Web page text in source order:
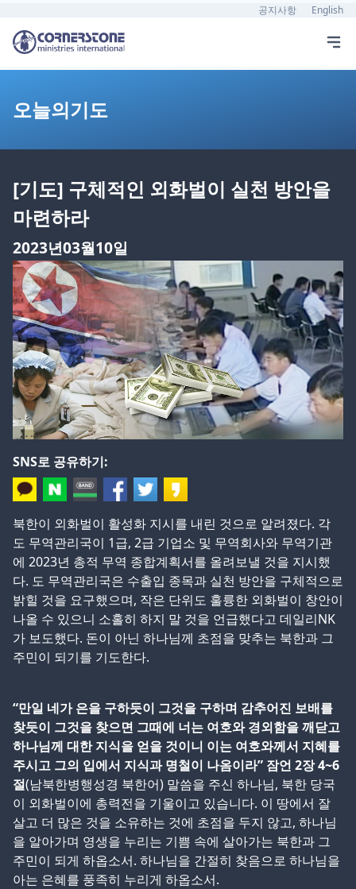
공지사항 English
오늘의기도
[기도] 구체적인 외화벌이 실천 방안을
마련하라
2023년03월10일
SNS로 공유하기:
북한이 외화벌이 활성화 지시를 내린 것으로 알려졌다. 각
도 무역관리국이 1급, 2급 기업소 및 무역회사와 무역기관
에 2023년 총적 무역 종합계획서를 올려보낼 것을 지시했
다. 도 무역관리국은 수출입 종목과 실천 방안을 구체적으로
밝힐 것을 요구했으며, 작은 단위도 훌륭한 외화벌이 창안이
나올 수 있으니 소홀히 하지 말 것을 언급했다고 데일리NK
가 보도했다. 돈이 아닌 하나님께 초점을 맞추는 북한과 그
주민이 되기를 기도한다.
“만일 네가 은을 구하듯이 그것을 구하며 감추어진 보배를
찾듯이 그것을 찾으면 그때에 너는 여호와 경외함을 깨닫고
하나님께 대한 지식을 얻을 것이니 이는 여호와께서 지혜를
주시고 그의 입에서 지식과 명철이 나옴이라” 잠언 2장 4~6
절(남북한병행성경 북한어) 말씀을 주신 하나님, 북한 당국
이 외화벌이에 총력전을 기울이고 있습니다. 이 땅에서 잘
살고 더 많은 것을 소유하는 것에 초점을 두지 않고, 하나님
을 알아가며 영생을 누리는 기쁨 속에 살아가는 북한과 그
주민이 되게 하옵소서. 하나님을 간절히 찾음으로 하나님을
아는 은혜를 풍족히 누리게 하옵소서.